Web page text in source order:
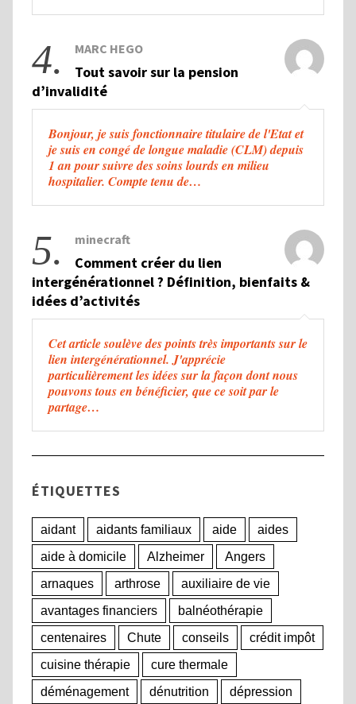
4. MARC HEGO
Tout savoir sur la pension
d’invalidité
Bonjour, je suis fonctionnaire titulaire de l'Etat et
je suis en congé de longue maladie (CLM) depuis
1 an pour suivre des soins lourds en milieu
hospitalier. Compte tenu de…
5. minecraft
Comment créer du lien
intergénérationnel ? Définition, bienfaits &
idées d’activités
Cet article soulève des points très importants sur le
lien intergénérationnel. J'apprécie
particulièrement les idées sur la façon dont nous
pouvons tous en bénéficier, que ce soit par le
partage…
ÉTIQUETTES
aidant aidants familiaux aide
aides
aide à domicile
Alzheimer
Angers
arnaques
arthrose
auxiliaire de vie
avantages financiers
balnéothérapie
centenaires
Chute conseils
crédit impôt
cuisine thérapie
cure thermale
déménagement
dénutrition
dépression